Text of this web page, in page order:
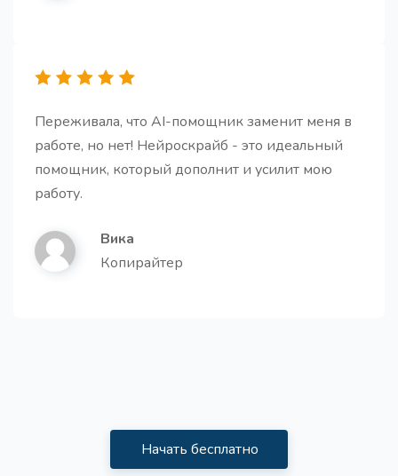
Пошаговая инструкция
Получите готовую пошаговую инструкцию для
Лучшие практики в нише
Получите 10 идей лучших практик в своей нише
Переживала, что AI-помощник заменит меня в
работе, но нет! Нейроскрайб - это идеальный
помощник, который дополнит и усилит мою
работу.
Вика
Копирайтер
Начать бесплатно